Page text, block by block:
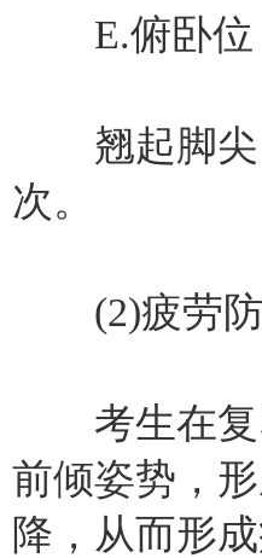
E.俯卧位
翘起脚尖
次。
(2)疲劳防
考生在复
前倾姿势，
降，从而形